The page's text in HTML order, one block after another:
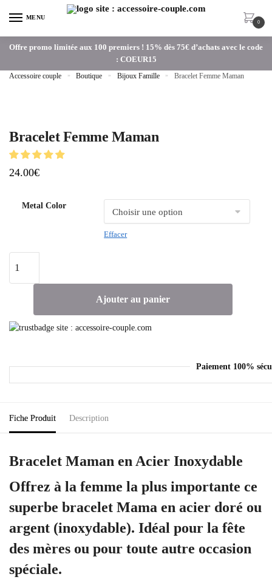
MENU
0
Offre promo limitée aux 100 premiers ! 15% dès 75€ d’achats avec le code
: COEUR15
Accessoire couple » Boutique » Bijoux Famille » Bracelet Femme Maman
Bracelet Femme Maman
24.00€
Metal Color
Effacer
Ajouter au panier
Paiement 100%
Fiche Produit Description
Bracelet Maman en Acier Inoxydable
Offrez à la femme la plus importante ce
superbe bracelet Mama en acier doré ou
argent (inoxydable). Idéal pour la fête
des mères ou pour toute autre occasion
spéciale.